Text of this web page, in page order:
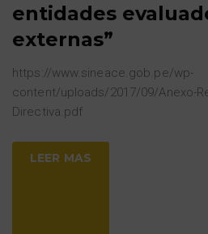
entidades
externas”
https://www.sineace.gob.pe/wp-
content/uploads/2017/09/Anexo-
Directiva.pdf
LEER MAS